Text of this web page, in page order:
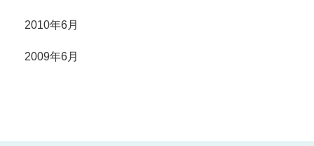
2010年6月
2009年6月